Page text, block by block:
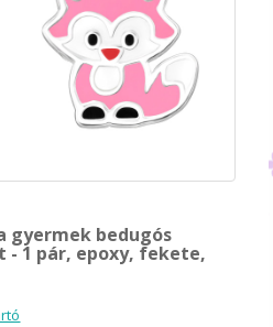
gyermek bedugós
- 1 pár, epoxy, fekete,